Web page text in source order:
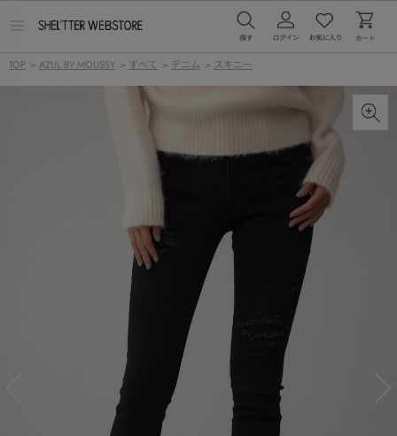
ー
を
TOP > AZUL BY MOUSSY > すべて > デニム > スキニー